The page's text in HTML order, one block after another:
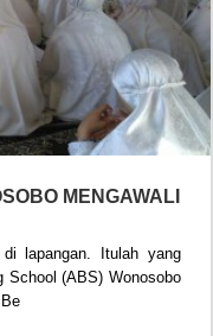
MENGAWALI
lapangan. Itulah yang
School (ABS) Wonosobo